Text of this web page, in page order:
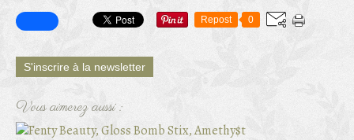
Repost 0
S'inscrire à la newsletter
Vous aimerez aussi :